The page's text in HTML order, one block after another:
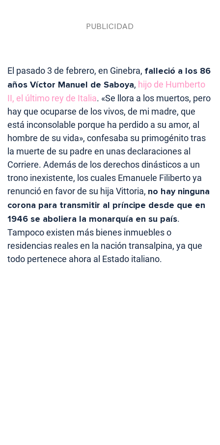
El pasado 3 de febrero, en Ginebra, falleció a los 86
años Víctor Manuel de Saboya, hijo de Humberto
II, el último rey de Italia. «Se llora a los muertos, pero
hay que ocuparse de los vivos, de mi madre, que
está inconsolable porque ha perdido a su amor, al
hombre de su vida», confesaba su primogénito tras
la muerte de su padre en unas declaraciones al
Corriere. Además de los derechos dinásticos a un
trono inexistente, los cuales Emanuele Filiberto ya
renunció en favor de su hija Vittoria, no hay ninguna
corona para transmitir al príncipe desde que en
1946 se aboliera la monarquía en su país.
Tampoco existen más bienes inmuebles o
residencias reales en la nación transalpina, ya que
todo pertenece ahora al Estado italiano.